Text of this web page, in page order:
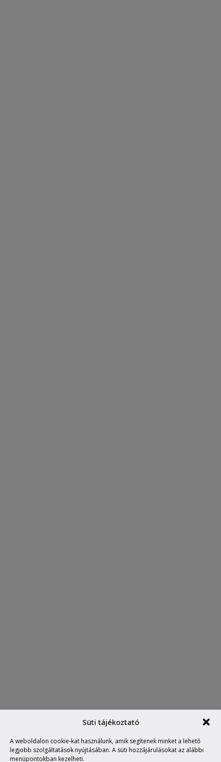
Süti tájékoztató
A weboldalon cookie-kat használunk, amik segítenek minket a lehető
legjobb szolgáltatások nyújtásában. A süti hozzájárulásokat az alábbi
menüpontokban kezelheti.
TOUR DU MONDE